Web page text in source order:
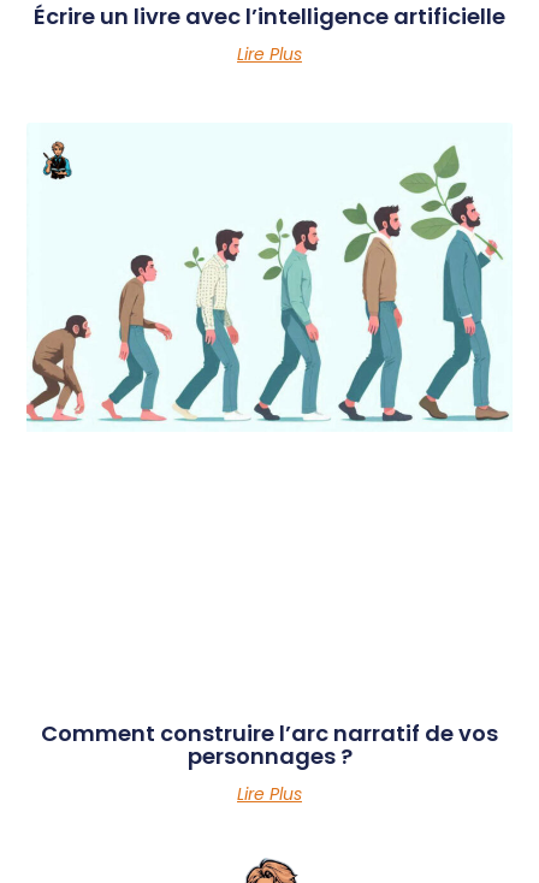
Écrire un livre avec l’intelligence artificielle
Lire Plus
Comment construire l’arc narratif de vos
personnages ?
Lire Plus